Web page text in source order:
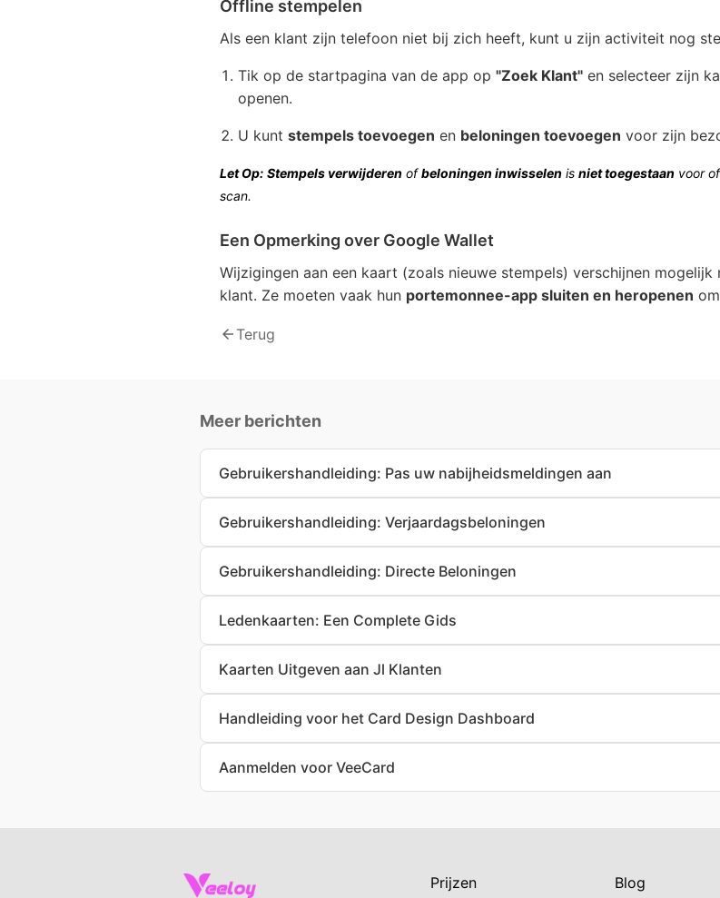
Offline stempelen
Als een klant zijn telefoon niet bij zich heeft, kunt u zijn activiteit nog
Tik op de startpagina van de app op "Zoek Klant"en selecteer zijn
openen.
U kunt stempels toevoegen en beloningen toevoegen voor zijn
Let Op: Stempels verwijderen ofbeloningen inwisselen is niet toegestaan voor
scan.
Een Opmerking over Google Wallet
Wijzigingen aan een kaart (zoals nieuwe stempels) verschijnen
klant. Ze moeten vaak hun portemonnee-app sluiten en heropenen
arrow_back Terug
Meer berichten
Gebruikershandleiding: Pas uw nabijheidsmeldingen aan
Gebruikershandleiding: Verjaardagsbeloningen
Gebruikershandleiding: Directe Beloningen
Ledenkaarten: Een Complete Gids
Kaarten Uitgeven aan Jl Klanten
Handleiding voor het Card Design Dashboard
Aanmelden voor VeeCard
Prijzen Blog